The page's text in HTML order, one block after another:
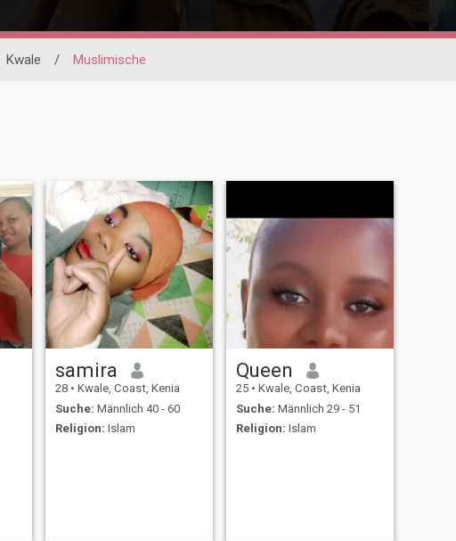
Kwale / Muslimische
samira
28 • Kwale, Coast, Kenia
Suche: Männlich 40 - 60
Religion: Islam
Queen
25 • Kwale, Coast, Kenia
Suche: Männlich 29 - 51
Religion: Islam